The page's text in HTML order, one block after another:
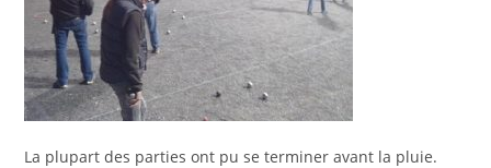
La plupart des parties ont pu se terminer avant la pluie.